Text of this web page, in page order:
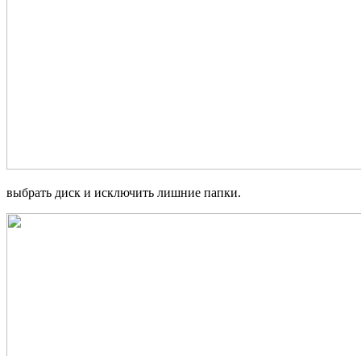
выбрать диск и исключить лишние папки.